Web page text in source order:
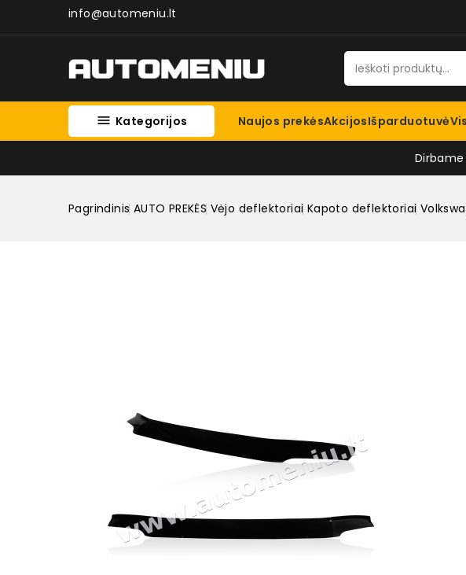
info@automeniu.lt
 Kategorijos Naujos prekėsAkcijosIšparduotuvė
Dirbame
Pagrindinis AUTO PREKĖS Vėjo deflektoriai Kapoto deflektoriai